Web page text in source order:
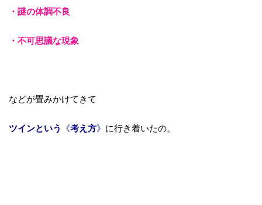
・謎の体調不良
・不可思議な現象
などが畳みかけてきて
ツインという 《考え方》 に行き着いたの。